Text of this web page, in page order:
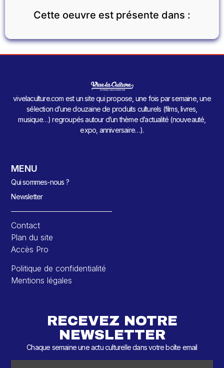
Cette oeuvre est présente dans :
vivelaculture.com est un site qui propose, une fois par semaine, une
sélection d’une douzaine de produits culturels (films, livres,
musique…) regroupés autour d’un thème d’actualité (nouveauté,
expo, anniversaire…).
MENU
Qui sommes-nous ?
Newsletter
Contact
Plan du site
Accès Pro
Politique de confidentialité
Mentions légales
RECEVEZ NOTRE
NEWSLETTER
Chaque semaine une actu culturelle dans votre boîte email